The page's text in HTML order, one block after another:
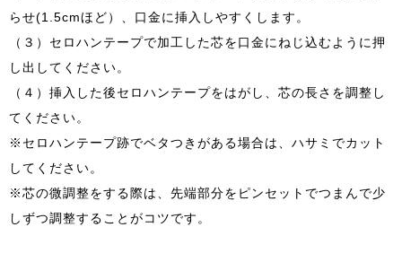
らせ(1.5cmほど）、口金に挿入しやすくします。
（３）セロハンテープで加工した芯を口金にねじ込むように押
し出してください。
（４）挿入した後セロハンテープをはがし、芯の長さを調整し
てください。
※セロハンテープ跡でベタつきがある場合は、ハサミでカット
してください。
※芯の微調整をする際は、先端部分をピンセットでつまんで少
しずつ調整することがコツです。